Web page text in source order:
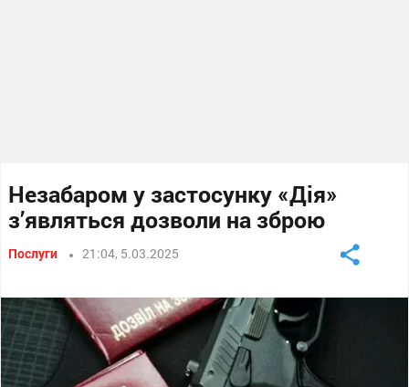
Незабаром у застосунку «Дія»
з’являться дозволи на зброю
Послуги 21:04, 5.03.2025